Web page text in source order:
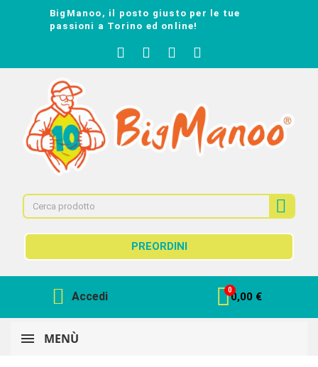
BigManoo, il posto giusto per le tue
passioni a Torino ed online!
PREORDINI
Accedi 0,00 €
MENÙ